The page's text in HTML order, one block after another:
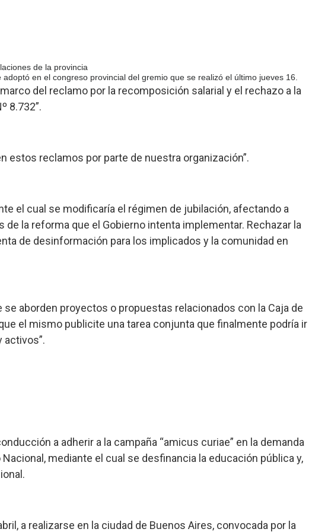
de la provincia
en el congreso provincial del gremio que se realizó el último jueves 16.
del reclamo por la recomposición salarial y el rechazo a la
8.732”.
estos reclamos por parte de nuestra organización”.
el cual se modificaría el régimen de jubilación, afectando a
la reforma que el Gobierno intenta implementar. Rechazar la
de desinformación para los implicados y la comunidad en
aborden proyectos o propuestas relacionados con la Caja de
el mismo publicite una tarea conjunta que finalmente podría ir
activos”.
a adherir a la campaña “amicus curiae” en la demanda
mediante el cual se desfinancia la educación pública y,
a realizarse en la ciudad de Buenos Aires, convocada por la